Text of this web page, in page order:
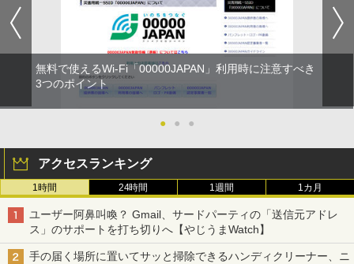
無料で使えるWi-Fi「00000JAPAN」利用時に注意すべき
3つのポイント
● ● ●
アクセスランキング
1時間 24時間 1週間 1カ月
ユーザー阿鼻叫喚？ Gmail、サードパーティの「送信元アドレ
ス」のサポートを打ち切りへ【やじうまWatch】
手の届く場所に置いてサッと掃除できるハンディクリーナー、ニ